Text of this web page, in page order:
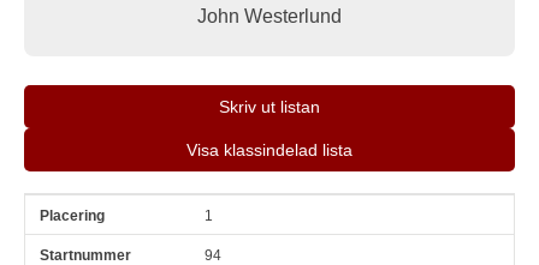
John Westerlund
Skriv ut listan
Visa klassindelad lista
Pl Snr 1
94